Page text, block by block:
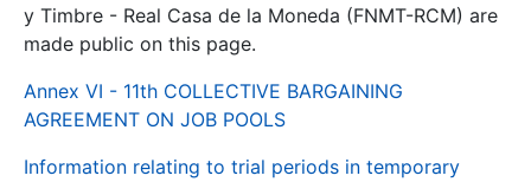
Show/Hide
y Timbre - Real Casa de la Moneda (FNMT-RCM) are
made public on this page.
Annex VI - 11th COLLECTIVE BARGAINING
AGREEMENT ON JOB POOLS
Information relating to trial periods in temporary